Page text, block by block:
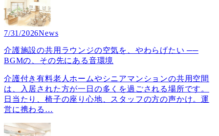
7/31/2026News
介護施設の共用ラウンジの空気を、やわらげたい ──
BGMの、その先にある音環境
介護付き有料老人ホームやシニアマンションの共用空間
は、入居された方が一日の多くを過ごされる場所です。
日当たり、椅子の座り心地、スタッフの方の声かけ。運
営に携わる …